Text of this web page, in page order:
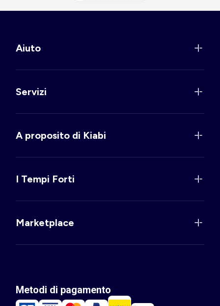
Aiuto
Servizi
A proposito di Kiabi
I Tempi Forti
Marketplace
Metodi di pagamento